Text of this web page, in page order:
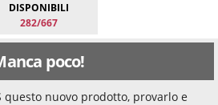
DISPONIBILI
282/667
poco!
questo nuovo prodotto, provarlo e